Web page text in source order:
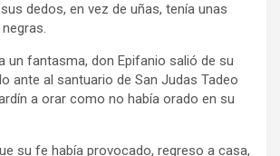
dedos, en vez de uñas, tenía unas
un fantasma, don Epifanio salió de su
ante al santuario de San Judas Tadeo
a orar como no había orado en su
su fe había provocado, regreso a casa,